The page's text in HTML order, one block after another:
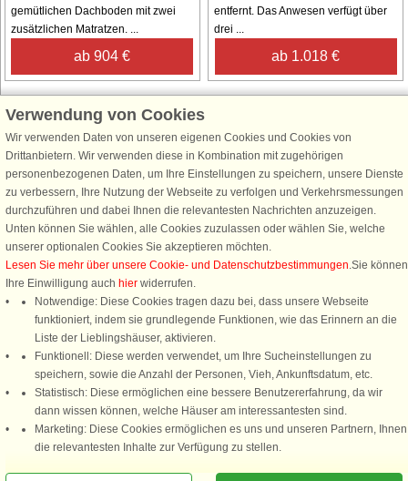
Rufen Sie an, um zu buchen
gemütlichen Dachboden mit zwei
zusätzlichen Matratzen. ...
ab 904 €
entfernt. Das Anwesen verfügt über
drei ...
ab 1.018 €
Schließen Sie sich 100.000 Ferienhaus-Fans an
Erhalten Sie einen Willkommensgutschein von 25 €für Ihren nächsten
Ferienhausurlaub - melden Sie sich einfach für den DanCenter Newsletter
an. Verpassen Sie nie wieder exklusive Angebote, Gewinnspiele und
Urlaubstipps!
Newsletter abonnieren
Folgen Sie uns:
DanCenter Kundenbewertung
Verwendung von Cookies
Wir verwenden Daten von unseren eigenen Cookies und Cookies von
Drittanbietern. Wir verwenden diese in Kombination mit zugehörigen
personenbezogenen Daten, um Ihre Einstellungen zu speichern, unsere Dienste
zu verbessern, Ihre Nutzung der Webseite zu verfolgen und Verkehrsmessungen
durchzuführen und dabei Ihnen die relevantesten Nachrichten anzuzeigen.
Unten können Sie wählen, alle Cookies zuzulassen oder wählen Sie, welche
unserer optionalen Cookies Sie akzeptieren möchten.
Lesen Sie mehr über unsere Cookie- und Datenschutzbestimmungen.Sie können
Ihre Einwilligung auch hier widerrufen.
Notwendige: Diese Cookies tragen dazu bei, dass unsere Webseite
funktioniert, indem sie grundlegende Funktionen, wie das Erinnern an die
Liste der Lieblingshäuser, aktivieren.
Funktionell: Diese werden verwendet, um Ihre Sucheinstellungen zu
speichern, sowie die Anzahl der Personen, Vieh, Ankunftsdatum, etc.
Statistisch: Diese ermöglichen eine bessere Benutzererfahrung, da wir
dann wissen können, welche Häuser am interessantesten sind.
Marketing: Diese Cookies ermöglichen es uns und unseren Partnern, Ihnen
die relevantesten Inhalte zur Verfügung zu stellen.